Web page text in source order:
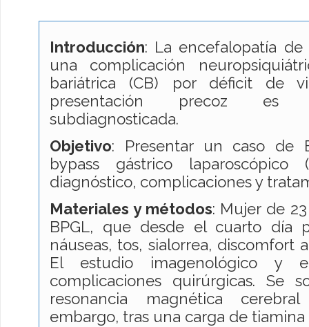
Introducción: La encefalopatía de
una complicación
bariátrica (CB) por déficit de
presentación precoz es
subdiagnosticada.
Objetivo: Presentar un caso de
bypass gástrico
diagnóstico, complicaciones y
Materiales y métodos: Mujer de
BPGL, que desde el cuarto día
náuseas, tos, sialorrea, discomfort
El estudio imagenológico y
complicaciones quirúrgicas. Se
resonancia magnética
embargo, tras una carga de